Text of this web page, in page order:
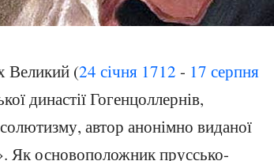
Великий (24 січня 1712 - 17 серпня
династії Гогенцоллернів,
автор анонімно виданої
Як основоположник пруссько-